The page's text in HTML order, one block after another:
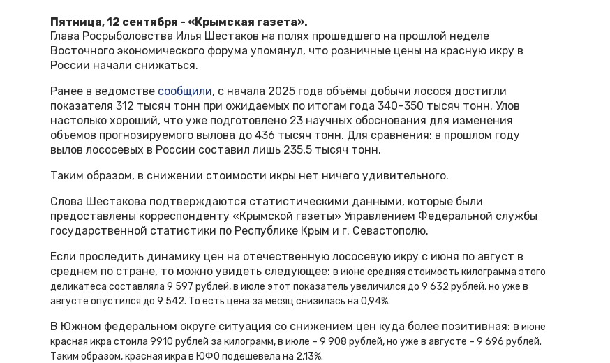
Пятница, 12 сентября - «Крымская газета».
Глава Росрыболовства Илья Шестаков на полях прошедшего на прошлой неделе
Восточного экономического форума упомянул, что розничные цены на красную икру в
России начали снижаться.
Ранее в ведомстве сообщили, с начала 2025 года объёмы добычи лосося достигли
показателя 312 тысяч тонн при ожидаемых по итогам года 340–350 тысяч тонн. Улов
настолько хороший, что уже подготовлено 23 научных обоснования для изменения
объемов прогнозируемого вылова до 436 тысяч тонн. Для сравнения: в прошлом году
вылов лососевых в России составил лишь 235,5 тысяч тонн.
Таким образом, в снижении стоимости икры нет ничего удивительного.
Слова Шестакова подтверждаются статистическими данными, которые были
предоставлены корреспонденту «Крымской газеты» Управлением Федеральной службы
государственной статистики по Республике Крым и г. Севастополю.
Если проследить динамику цен на отечественную лососевую икру с июня по август в
среднем по стране, то можно увидеть следующее: в июне средняя стоимость килограмма этого
деликатеса составляла 9 597 рублей, в июле этот показатель увеличился до 9 632 рублей, но уже в
августе опустился до 9 542. То есть цена за месяц снизилась на 0,94%.
В Южном федеральном округе ситуация со снижением цен куда более позитивная: в июне
красная икра стоила 9910 рублей за килограмм, в июле – 9 908 рублей, но уже в августе – 9 696 рублей.
Таким образом, красная икра в ЮФО подешевела на 2,13%.